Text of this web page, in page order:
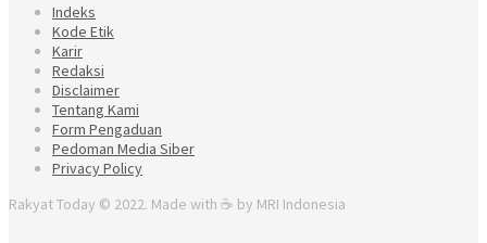
Indeks
Kode Etik
Karir
Redaksi
Disclaimer
Tentang Kami
Form Pengaduan
Pedoman Media Siber
Privacy Policy
Rakyat Today © 2022. Made with ☕ by MRI Indonesia